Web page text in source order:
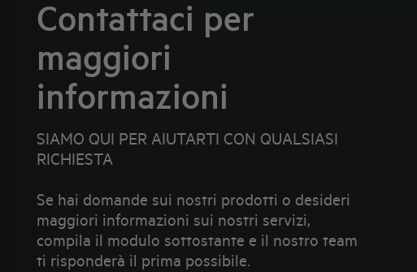
Contattaci per
maggiori
informazioni
SIAMO QUI PER AIUTARTI CON QUALSIASI
RICHIESTA
Se hai domande sui nostri prodotti o desideri
maggiori informazioni sui nostri servizi,
compila il modulo sottostante e il nostro team
ti risponderà il prima possibile.